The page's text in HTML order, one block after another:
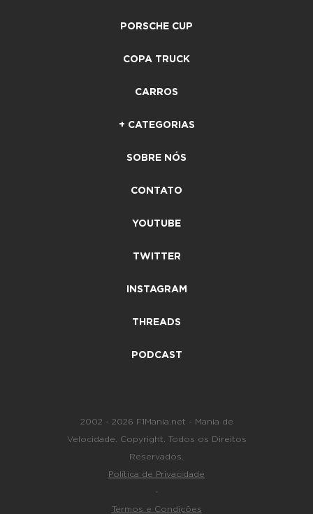
PORSCHE CUP
COPA TRUCK
CARROS
+ CATEGORIAS
SOBRE NÓS
CONTATO
YOUTUBE
TWITTER
INSTAGRAM
THREADS
PODCAST
2002 - 2026 F1Mania.net - Mania de
Velocidade. Copyright. Todos os Direitos
Reservados.
Política de Privacidade
-
Termos e Condições